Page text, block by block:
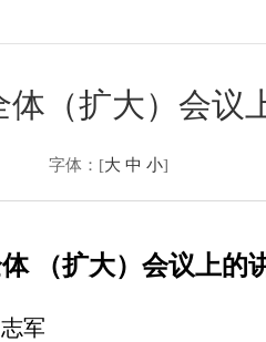
（扩大）会议
字体：[大 中 小]
（扩大）会议上的
军